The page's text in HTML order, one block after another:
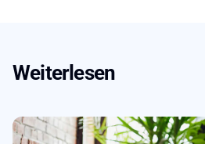
Weiterlesen